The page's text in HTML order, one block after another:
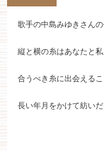
歌手の中島みゆきさん
縦と横の糸はあなたと私
合うべき糸に出会える
長い年月をかけて紡い